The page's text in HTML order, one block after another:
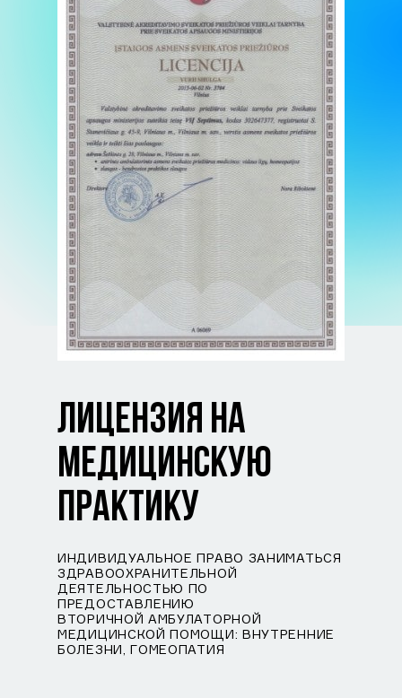
ЛИЦЕНЗИЯ НА
МЕДИЦИНСКУЮ
ПРАКТИКУ
ИНДИВИДУАЛЬНОЕ ПРАВО ЗАНИМАТЬСЯ
ЗДРАВООХРАНИТЕЛЬНОЙ
ДЕЯТЕЛЬНОСТЬЮ ПО
ПРЕДОСТАВЛЕНИЮ
ВТОРИЧНОЙ АМБУЛАТОРНОЙ
МЕДИЦИНСКОЙ ПОМОЩИ: ВНУТРЕННИЕ
БОЛЕЗНИ, ГОМЕОПАТИЯ